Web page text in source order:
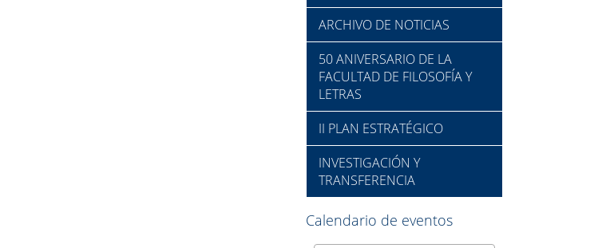
ARCHIVO DE NOTICIAS
50 ANIVERSARIO DE LA
FACULTAD DE FILOSOFÍA Y
LETRAS
II PLAN ESTRATÉGICO
INVESTIGACIÓN Y
TRANSFERENCIA
Calendario de eventos